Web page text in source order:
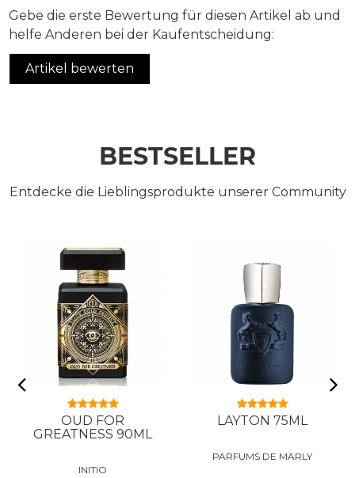
Gebe die erste Bewertung für diesen Artikel ab und
helfe Anderen bei der Kaufentscheidung:
Artikel bewerten
BESTSELLER
Entdecke die Lieblingsprodukte unserer Community
OUD FOR
GREATNESS 90ML
INITIO
LAYTON 75ML
PARFUMS DE MARLY